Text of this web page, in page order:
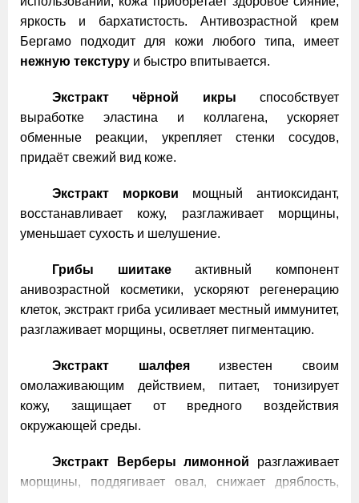
яркость и бархатистость. Антивозрастной крем
Бергамо подходит для кожи любого типа, имеет
нежную текстуру и быстро впитывается.
Экстракт чёрной икры способствует
выработке эластина и коллагена, ускоряет
обменные реакции, укрепляет стенки сосудов,
придаёт свежий вид коже.
Экстракт моркови мощный антиоксидант,
восстанавливает кожу, разглаживает морщины,
уменьшает сухость и шелушение.
Грибы шиитакеактивный компонент
анивозрастной косметики, ускоряют регенерацию
клеток, экстракт гриба усиливает местный иммунитет,
разглаживает морщины, осветляет пигментацию.
Экстракт шалфеяизвестен своим
омолаживающим действием, питает, тонизирует
кожу, защищает от вредного воздействия
окружающей среды.
Экстракт Верберы лимонной разглаживает
морщины, поддягивает овал, снижает дряблость,